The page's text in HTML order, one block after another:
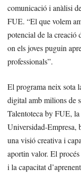
comunicació i anàlisi
FUE. “El que volem
potencial de la creació
on els joves puguin
professionals”.
El programa neix sota
digital amb milions de
Talentoteca by FUE,
Universidad-Empresa,
una visió creativa i
aportin valor. El
i la capacitat